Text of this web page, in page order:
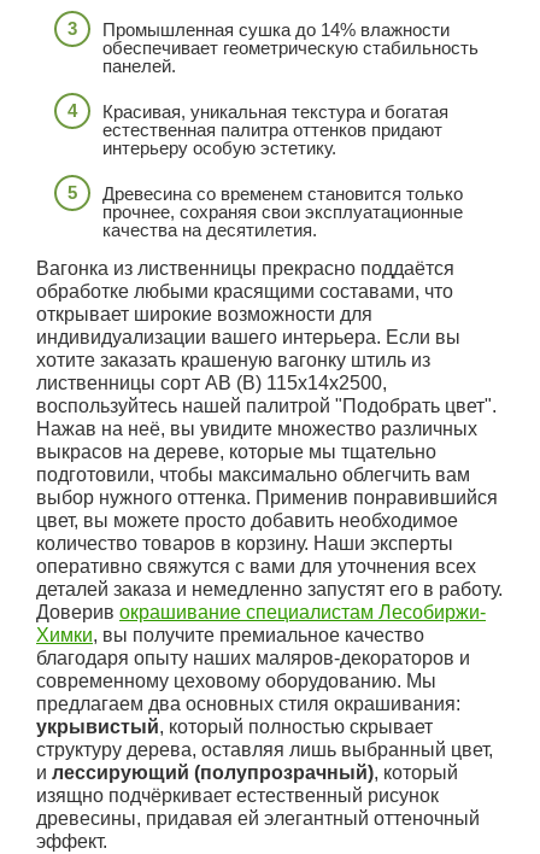
Промышленная сушка до 14% влажности
обеспечивает геометрическую стабильность
панелей.
Красивая, уникальная текстура и богатая
естественная палитра оттенков придают
интерьеру особую эстетику.
Древесина со временем становится только
прочнее, сохраняя свои эксплуатационные
качества на десятилетия.
Вагонка из лиственницы прекрасно поддаётся
обработке любыми красящими составами, что
открывает широкие возможности для
индивидуализации вашего интерьера. Если вы
хотите заказать крашеную вагонку штиль из
лиственницы сорт АВ (В) 115x14x2500,
воспользуйтесь нашей палитрой "Подобрать цвет".
Нажав на неё, вы увидите множество различных
выкрасов на дереве, которые мы тщательно
подготовили, чтобы максимально облегчить вам
выбор нужного оттенка. Применив понравившийся
цвет, вы можете просто добавить необходимое
количество товаров в корзину. Наши эксперты
оперативно свяжутся с вами для уточнения всех
деталей заказа и немедленно запустят его в работу.
Доверив окрашивание специалистам Лесобиржи-
Химки, вы получите премиальное качество
благодаря опыту наших маляров-декораторов и
современному цеховому оборудованию. Мы
предлагаем два основных стиля окрашивания:
укрывистый, который полностью скрывает
структуру дерева, оставляя лишь выбранный цвет,
и лессирующий (полупрозрачный), который
изящно подчёркивает естественный рисунок
древесины, придавая ей элегантный оттеночный
эффект.